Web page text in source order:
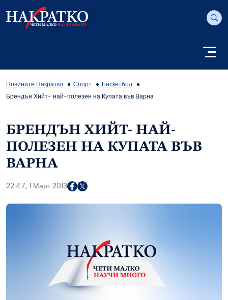
Новините Накратко Спорт
Баскетбол
Брендън Хийт- най-полезен на Купата във Варна
БРЕНДЪН ХИЙТ- НАЙ-
ПОЛЕЗЕН НА КУПАТА ВЪВ
ВАРНА
22:47, 1 Март 2013